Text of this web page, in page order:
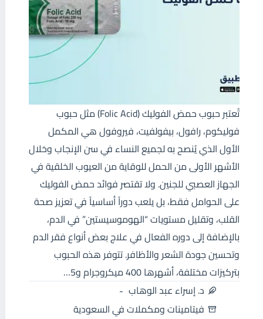
تُعتبر حبوب حمض الفوليك (Folic Acid) مثل حبوب
فوليكوم، رافول، بيفولفيت، فيروفول هي المكمل
الأول الذي يُنصح به لجميع النساء في سن الإنجاب وخلال
الأشهر الأولى من الحمل للوقاية من العيوب الخلقية في
الجهاز العصبي للجنين. ولا تقتصر فوائد حمض الفوليك
على الحوامل فقط، بل يلعب دوراً أساسياً في تعزيز صحة
القلب، وتقليل مستويات “الهوموسيستين” في الدم،
بالإضافة إلى دوره الفعال في علاج بعض أنواع فقر الدم
وتحسين جودة الشعر والأظافر. تتوفر هذه الحبوب
بتركيزات مختلفة، أشهرها 400 ميكروجرام و5…
د. إسراء عبد الوهاب
فيتامينات ومكملات في السعودية